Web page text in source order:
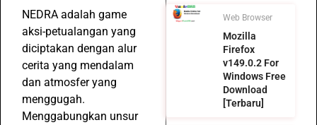
NEDRA adalah game
aksi-petualangan yang
diciptakan dengan alur
cerita yang mendalam
dan atmosfer yang
menggugah.
Menggabungkan unsur
Web Browser
Mozilla
Firefox
v149.0.2 For
Windows Free
Download
[Terbaru]